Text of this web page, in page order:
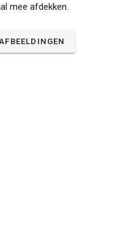
mee afdekken.